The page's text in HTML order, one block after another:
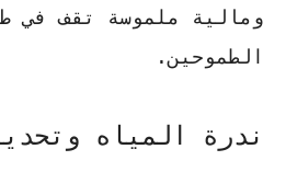
ومالية ملموسة تقف في
الطموحين.
ندرة المياه